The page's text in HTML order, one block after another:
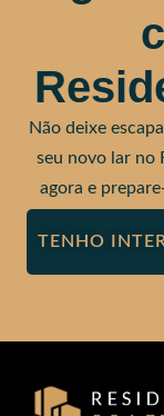
Não deixe
seu novo lar no
agora e
TENHO